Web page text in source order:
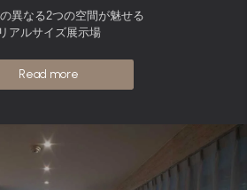
異なる2つの空間が魅せる
リアルサイズ展示場
Read more